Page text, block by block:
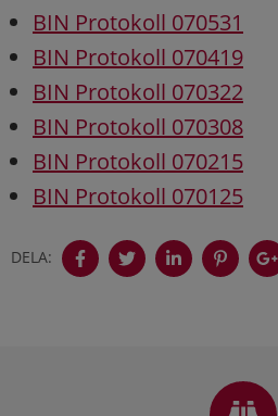
BIN Protokoll 070531
BIN Protokoll 070419
BIN Protokoll 070322
BIN Protokoll 070308
BIN Protokoll 070215
BIN Protokoll 070125
DELA: